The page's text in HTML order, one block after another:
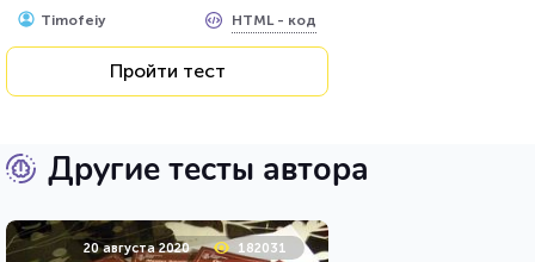
Timofeiy HTML - код
Пройти тест
Другие тесты автора
20 августа 2020 182031